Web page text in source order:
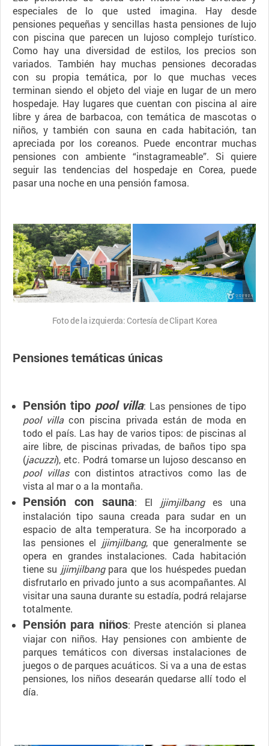
especiales de lo que usted imagina. Hay desde
pensiones pequeñas y sencillas hasta pensiones de lujo
con piscina que parecen un lujoso complejo turístico.
Como hay una diversidad de estilos, los precios son
variados. También hay muchas pensiones decoradas
con su propia temática, por lo que muchas veces
terminan siendo el objeto del viaje en lugar de un mero
hospedaje. Hay lugares que cuentan con piscina al aire
libre y área de barbacoa, con temática de mascotas o
niños, y también con sauna en cada habitación, tan
apreciada por los coreanos. Puede encontrar muchas
pensiones con ambiente “instagrameable”. Si quiere
seguir las tendencias del hospedaje en Corea, puede
pasar una noche en una pensión famosa.
Foto de la izquierda: Cortesía de Clipart Korea
Pensiones temáticas únicas
Pensión tipo pool villa: Las pensiones de tipo
pool villacon piscina privada están de moda en
todo el país. Las hay de varios tipos: de piscinas al
aire libre, de piscinas privadas, de baños tipo spa
(jacuzzi), etc. Podrá tomarse un lujoso descanso en
pool villascon distintos atractivos como las de
vista al mar o a la montaña.
Pensión con sauna: El jjimjilbanges una
instalación tipo sauna creada para sudar en un
espacio de alta temperatura. Se ha incorporado a
las pensiones el jjimjilbang, que generalmente se
opera en grandes instalaciones. Cada habitación
tiene su jjimjilbangpara que los huéspedes puedan
disfrutarlo en privado junto a sus acompañantes. Al
visitar una sauna durante su estadía, podrá relajarse
totalmente.
Pensión para niños: Preste atención si planea
viajar con niños. Hay pensiones con ambiente de
parques temáticos con diversas instalaciones de
juegos o de parques acuáticos. Si va a una de estas
pensiones, los niños desearán quedarse allí todo el
día.